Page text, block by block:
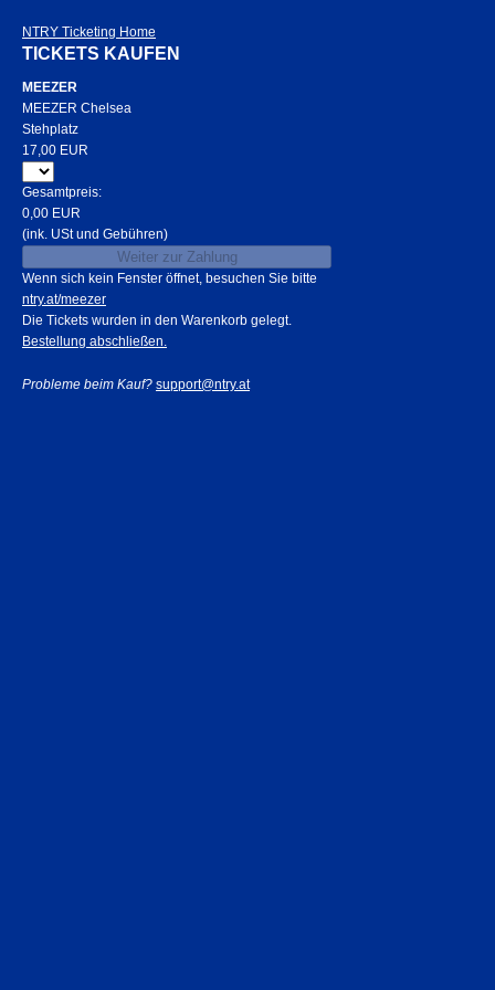
NTRY Ticketing Home
TICKETS KAUFEN
MEEZER
MEEZER Chelsea
Stehplatz
17,00 EUR
Gesamtpreis:
0,00 EUR
(ink. USt und Gebühren)
Weiter zur Zahlung
Wenn sich kein Fenster öffnet, besuchen Sie bitte
ntry.at/meezer
Die Tickets wurden in den Warenkorb gelegt.
Bestellung abschließen.
Probleme beim Kauf? support@ntry.at